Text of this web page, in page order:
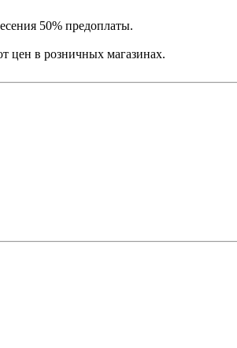
50% предоплаты.
цен в розничных магазинах.